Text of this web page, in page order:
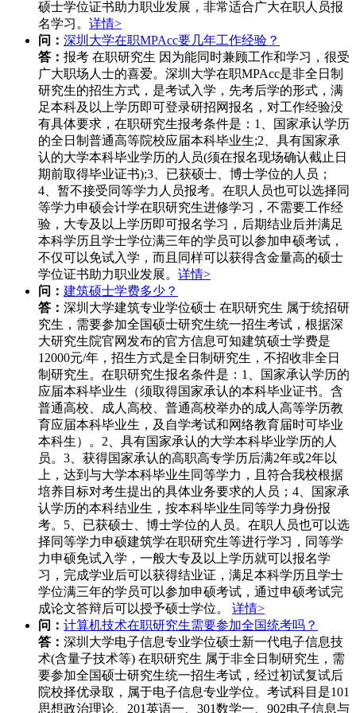
硕士学位证书助力职业发展，非常适合广大在职人员报
名学习。 详情>
问： 深圳大学在职MPAcc要几年工作经验？
答： 报考 在职研究生 因为能同时兼顾工作和学习，很受
广大职场人士的喜爱。深圳大学在职MPAcc是非全日制
研究生的招生方式，是考试入学，先考后学的形式，满
足本科及以上学历即可登录研招网报名，对工作经验没
有具体要求，在职研究生报考条件是：1、国家承认学历
的全日制普通高等院校应届本科毕业生;2、具有国家承
认的大学本科毕业学历的人员(须在报名现场确认截止日
期前取得毕业证书);3、已获硕士、博士学位的人员；
4、暂不接受同等学力人员报考。在职人员也可以选择同
等学力申硕会计学在职研究生进修学习，不需要工作经
验，大专及以上学历即可报名学习，后期结业后并满足
本科学历且学士学位满三年的学员可以参加申硕考试，
不仅可以免试入学，而且同样可以获得含金量高的硕士
学位证书助力职业发展。 详情>
问： 建筑硕士学费多少？
答： 深圳大学建筑专业学位硕士 在职研究生 属于统招研
究生，需要参加全国硕士研究生统一招生考试，根据深
大研究生院官网发布的官方信息可知建筑硕士学费是
12000元/年，招生方式是全日制研究生，不招收非全日
制研究生。在职研究生报名条件是：1、国家承认学历的
应届本科毕业生（须取得国家承认的本科毕业证书。含
普通高校、成人高校、普通高校举办的成人高等学历教
育应届本科毕业生，及自学考试和网络教育届时可毕业
本科生）。2、具有国家承认的大学本科毕业学历的人
员。3、获得国家承认的高职高专学历后满2年或2年以
上，达到与大学本科毕业生同等学力，且符合我校根据
培养目标对考生提出的具体业务要求的人员；4、国家承
认学历的本科结业生，按本科毕业生同等学力身份报
考。5、已获硕士、博士学位的人员。在职人员也可以选
择同等学力申硕建筑学在职研究生等进行学习，同等学
力申硕免试入学，一般大专及以上学历就可以报名学
习，完成学业后可以获得结业证，满足本科学历且学士
学位满三年的学员可以参加申硕考试，通过申硕考试完
成论文答辩后可以授予硕士学位。 详情>
问： 计算机技术在职研究生需要参加全国统考吗？
答： 深圳大学电子信息专业学位硕士新一代电子信息技
术(含量子技术等) 在职研究生 属于非全日制研究生，需
要参加全国硕士研究生统一招生考试，经过初试复试后
院校择优录取，属于电子信息专业学位。考试科目是101
思想政治理论、201英语一、301数学一、902电子信息与